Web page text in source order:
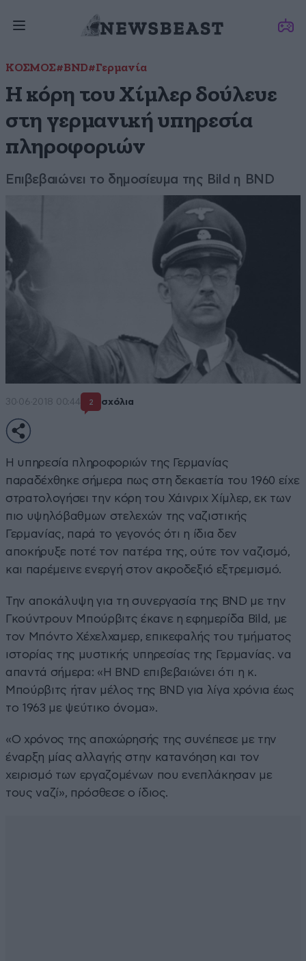
ΚΟΣΜΟΣ#BND#Γερμανία
Η κόρη του Χίμλερ δούλευε
στη γερμανική υπηρεσία
πληροφοριών
Επιβεβαιώνει το δημοσίευμα της Bild η BND
30·06·2018 00:44 2 σχόλια
Η υπηρεσία πληροφοριών της Γερμανίας
παραδέχθηκε σήμερα πως στη δεκαετία του 1960 είχε
στρατολογήσει την κόρη του Χάινριχ Χίμλερ, εκ των
πιο υψηλόβαθμων στελεχών της ναζιστικής
Γερμανίας, παρά το γεγονός ότι η ίδια δεν
αποκήρυξε ποτέ τον πατέρα της, ούτε τον ναζισμό,
και παρέμεινε ενεργή στον ακροδεξιό εξτρεμισμό.
Την αποκάλυψη για τη συνεργασία της BND με την
Γκούντρουν Μπούρβιτς έκανε η εφημερίδα Bild, με
τον Μπόντο Χέχελχαμερ, επικεφαλής του τμήματος
ιστορίας της μυστικής υπηρεσίας της Γερμανίας. να
απαντά σήμερα: «Η BND επιβεβαιώνει ότι η κ.
Μπούρβιτς ήταν μέλος της BND για λίγα χρόνια έως
το 1963 με ψεύτικο όνομα».
«Ο χρόνος της αποχώρησής της συνέπεσε με την
έναρξη μίας αλλαγής στην κατανόηση και τον
χειρισμό των εργαζομένων που ενεπλάκησαν με
τους ναζί», πρόσθεσε ο ίδιος.